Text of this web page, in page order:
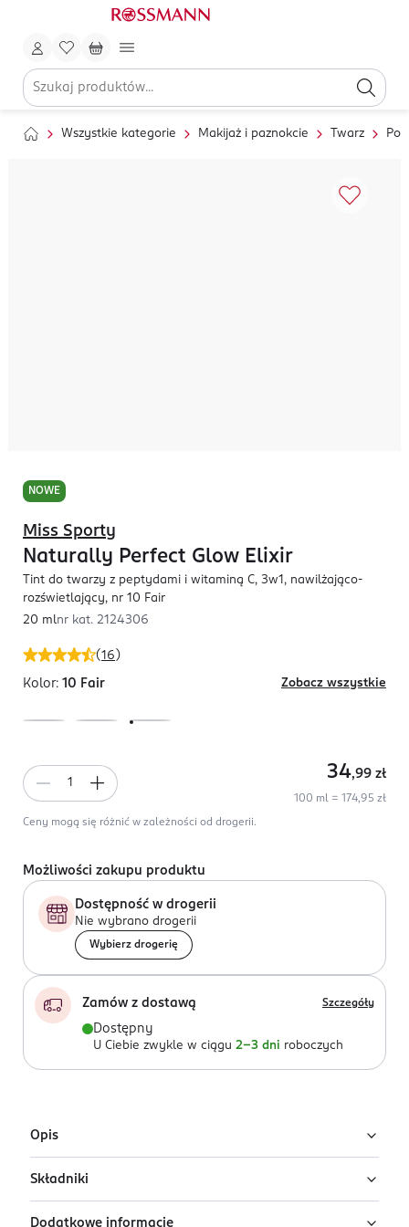
Wszystkie kategorie Makijaż i paznokcie Twarz
NOWE
(16 )
Miss Sporty
Naturally Perfect Glow Elixir
Tint do twarzy z peptydami i witaminą C, 3w1, nawilżająco-
rozświetlający, nr 10 Fair
20 mlnr kat. 2124306
Kolor: 10 Fair Zobacz wszystkie
34,99 zł
100 ml = 174,95 zł
Ceny mogą się różnić w zależności od drogerii.
Możliwości zakupu produktu
Dostępność w drogerii
Nie wybrano drogerii
Wybierz drogerię
Zamów z dostawą Szczegóły
Dostępny
U Ciebie zwykle w ciągu 2-3 dni roboczych
Opis
Glow Elixir 3w1 Miss Sporty w odcieniu Fair
Składniki
Dodatkowe informacje